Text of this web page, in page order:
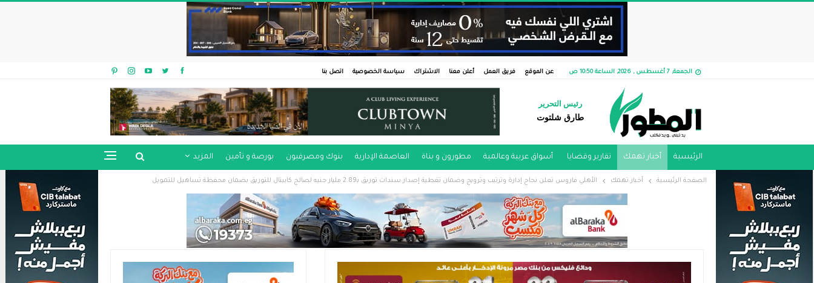
الجمعة, 7 أغسطس , 2026, الساعة 10:50 ص عن الموقع فريق العمل أعلن معنا الاشتراك سياسة الخصوصية اتصل بنا
رئيس التحرير
طارق شلتوت
الرئيسية أخبار تهمك تقارير وقضايا ​ أسواق عربية وعالمية مطورون و بناة العاصمة الإدارية بنوك ومصرفيون بورصة و تأمين المزيد
الصفحة الرئيسية أخبار تهمك الأهلي فاروس تعلن نجاح إدارة وترتيب وترويج وضمان تغطية إصدار سندات توريق بـ2.89 مليار جنيه لصالح كابيتال للتوريق بضمان محفظة تساهيل للتمويل